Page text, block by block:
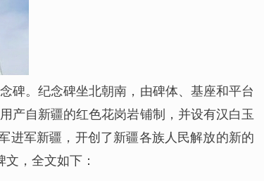
碑。纪念碑坐北朝南，由碑体、基座和平台
产自新疆的红色花岗岩铺制，并设有汉白玉
军新疆，开创了新疆各族人民解放的新的
，全文如下：